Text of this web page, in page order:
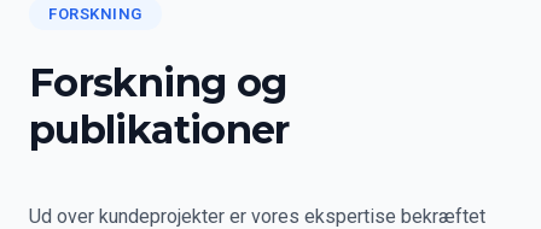
FORSKNING
Forskning og
publikationer
Ud over kundeprojekter er vores ekspertise bekræftet